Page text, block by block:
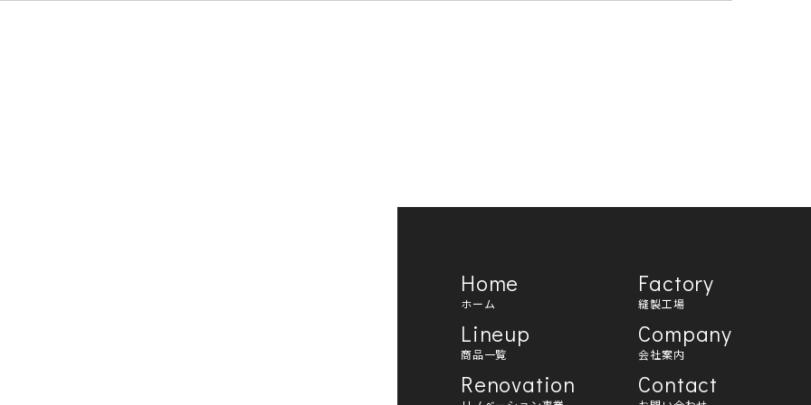
、変更後の目的について当社所定の方法によってユーザーに通知し、加えてWebサイト上にも公表するも
掲げる場合を除き、ご本人の同意がない限り、第三者に対しデータを開示・提供することはいたしませ
Home
ホーム
Lineup
商品一覧
Renovation
Factory
縫製工場
Company
会社案内
Contact